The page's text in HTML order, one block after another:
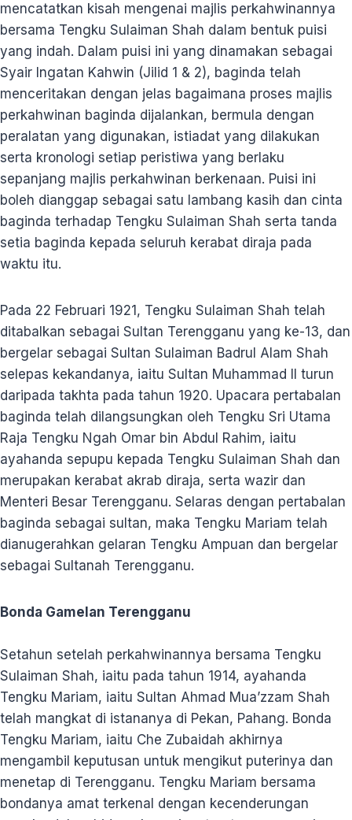
mencatatkan kisah mengenai majlis perkahwinannya
bersama Tengku Sulaiman Shah dalam bentuk puisi
yang indah. Dalam puisi ini yang dinamakan sebagai
Syair Ingatan Kahwin (Jilid 1 & 2), baginda telah
menceritakan dengan jelas bagaimana proses majlis
perkahwinan baginda dijalankan, bermula dengan
peralatan yang digunakan, istiadat yang dilakukan
serta kronologi setiap peristiwa yang berlaku
sepanjang majlis perkahwinan berkenaan. Puisi ini
boleh dianggap sebagai satu lambang kasih dan cinta
baginda terhadap Tengku Sulaiman Shah serta tanda
setia baginda kepada seluruh kerabat diraja pada
waktu itu.
Pada 22 Februari 1921, Tengku Sulaiman Shah telah
ditabalkan sebagai Sultan Terengganu yang ke-13, dan
bergelar sebagai Sultan Sulaiman Badrul Alam Shah
selepas kekandanya, iaitu Sultan Muhammad II turun
daripada takhta pada tahun 1920. Upacara pertabalan
baginda telah dilangsungkan oleh Tengku Sri Utama
Raja Tengku Ngah Omar bin Abdul Rahim, iaitu
ayahanda sepupu kepada Tengku Sulaiman Shah dan
merupakan kerabat akrab diraja, serta wazir dan
Menteri Besar Terengganu. Selaras dengan pertabalan
baginda sebagai sultan, maka Tengku Mariam telah
dianugerahkan gelaran Tengku Ampuan dan bergelar
sebagai Sultanah Terengganu.
Bonda Gamelan Terengganu
Setahun setelah perkahwinannya bersama Tengku
Sulaiman Shah, iaitu pada tahun 1914, ayahanda
Tengku Mariam, iaitu Sultan Ahmad Mua’zzam Shah
telah mangkat di istananya di Pekan, Pahang. Bonda
Tengku Mariam, iaitu Che Zubaidah akhirnya
mengambil keputusan untuk mengikut puterinya dan
menetap di Terengganu. Tengku Mariam bersama
bondanya amat terkenal dengan kecenderungan